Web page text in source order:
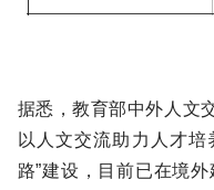
据悉，教育部中外人文
以人文交流助力人才
路”建设，目前已在境